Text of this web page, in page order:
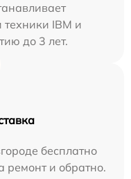
IBM и
до 3 лет.
бесплатно
ремонт и обратно.